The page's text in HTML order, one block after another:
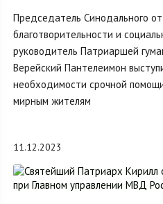
Председатель Синодального
благотворительности и
руководитель Патриаршей
Верейский Пантелеимон
необходимости срочной
мирным жителям
11.12.2023